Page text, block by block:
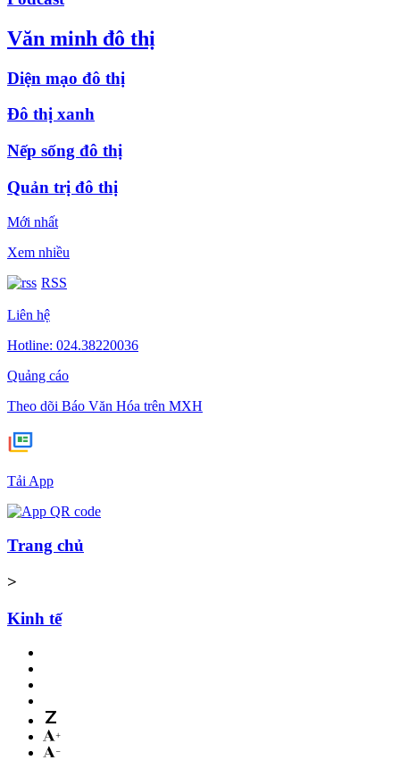
Văn minh đô thị
Diện mạo đô thị
Đô thị xanh
Nếp sống đô thị
Quản trị đô thị
Mới nhất
Xem nhiều
RSS
Liên hệ
Hotline: 024.38220036
Quảng cáo
Theo dõi Báo Văn Hóa trên MXH
Tải App
Trang chủ
>
Kinh tế